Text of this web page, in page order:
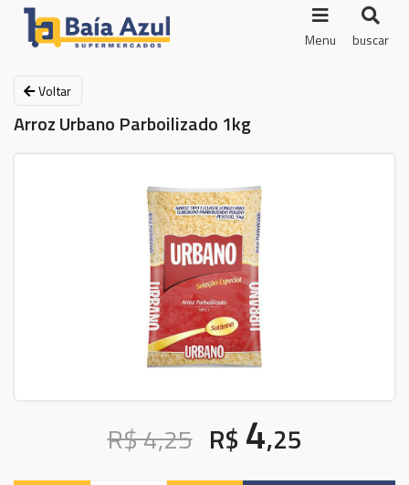
Menu buscar
Voltar
Arroz Urbano Parboilizado 1kg
R$ 4,25 R$ 4,25